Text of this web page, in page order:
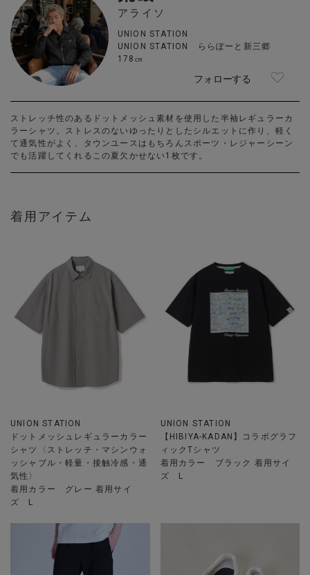
アライソ
UNION STATION
UNION STATION ららぽーと新三郷
178㎝
フォローする
ストレッチ性のあるドットメッシュ素材を使用した半袖レギュラーカ
ラーシャツ。ストレスのないゆったりとしたシルエットに作り、軽く
て通気性がよく、タウンユースはもちろんスポーツ・レジャーシーン
でも活躍してくれるこの夏欠かせない1枚です。
着用アイテム
UNION STATION
ドットメッシュレギュラーカラー
シャツ〈ストレッチ・マシンウォ
ッシャブル・軽量・接触冷感・通
気性〉
着用カラー グレー 着用サイ
ズ L
UNION STATION
【HIBIYA-KADAN】コラボグラフ
ィックTシャツ
着用カラー ブラック 着用サイ
ズ L